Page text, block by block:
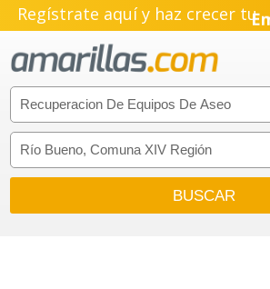
Regístrate aquí y haz crecer tu